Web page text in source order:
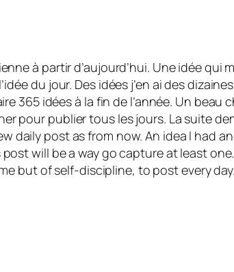
à partir d’aujourd’hui. Une idée qui
du jour. Des idées j’en ai des
365 idées à la fin de l’année. Un
pour publier tous les jours. La suite
daily post as from now. An idea I had
will be a way go capture at least
but of self-discipline, to post every